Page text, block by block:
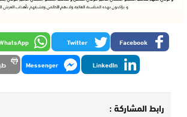
Facebook
Twitter
LinkedIn
Messenger
رابط المشاركة :